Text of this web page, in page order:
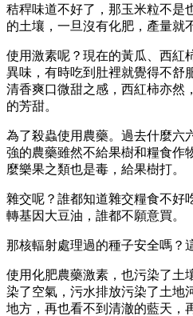
秸稈味道不好了，那玉米粒不是
的土壤，一旦沒有化肥，產量就
使用激素呢？現在的黃瓜、西紅
異味，有時吃到肚裡就覺得不舒
清香爽口微甜之感，西紅柿亦然
的芳甜。
為了殺蟲使用農藥。過去什麼六
強的農藥雖然不給果樹和糧食作
麼樂果之類也是毒，給果樹打。
雜交呢？誰都知道雜交糧食不好
轉基因大豆油，誰都不願意買。
那核輻射處理過的種子安全嗎？
使用化肥農藥激素，也污染了土
染了空氣，污水排放污染了土地
地方，再也看不到清澈的藍天，